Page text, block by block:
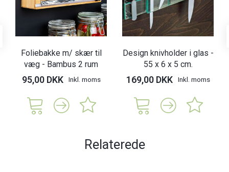
Foliebakke m/ skær til
væg - Bambus 2 rum
95,00 DKK Inkl. moms
Design knivholder i glas -
55 x 6 x 5 cm.
169,00 DKK Inkl. moms
Relaterede